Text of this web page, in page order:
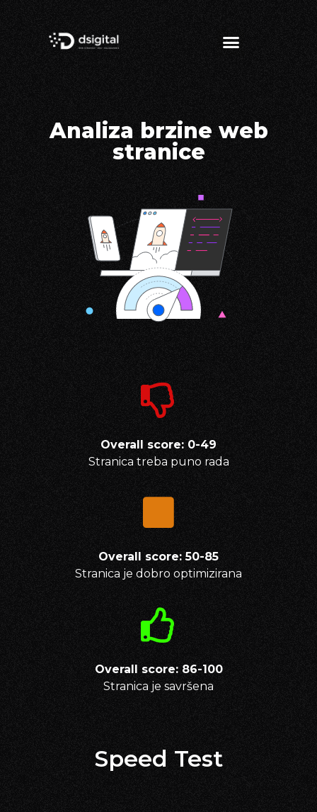
Analiza brzine web
stranice
Overall score: 0-49
Stranica treba puno rada
Overall score: 50-85
Stranica je dobro optimizirana
Overall score: 86-100
Stranica je savršena
Speed Test